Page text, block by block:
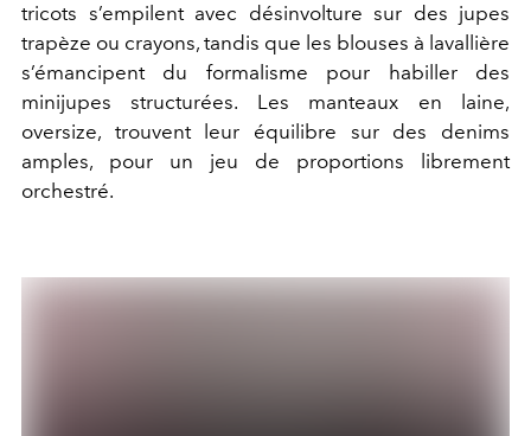
tricots s’empilent avec désinvolture sur des jupes
trapèze ou crayons, tandis que les blouses à lavallière
s’émancipent du formalisme pour habiller des
minijupes structurées. Les manteaux en laine,
oversize, trouvent leur équilibre sur des denims
amples, pour un jeu de proportions librement
orchestré.